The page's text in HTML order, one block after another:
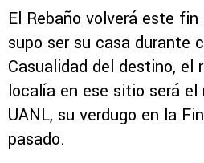
El Rebaño volverá este
supo ser su casa durante
Casualidad del destino, el
localía en ese sitio será el
UANL, su verdugo en la
pasado.